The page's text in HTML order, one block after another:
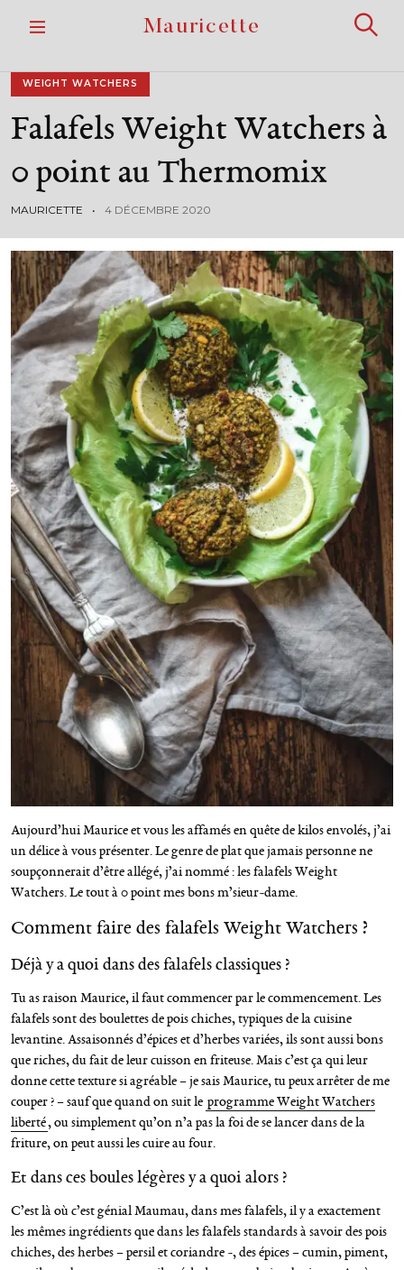
Mauricette
WEIGHT WATCHERS
FalafelsWeightWatchersà
0pointauThermomix
MAURICETTE 4 DÉCEMBRE 2020
Aujourd’hui Maurice et vous les affamés en quête de kilos envolés, j’ai
un délice à vous présenter. Le genre de plat que jamais personne ne
soupçonnerait d’être allégé, j’ai nommé : les falafels Weight
Watchers. Le tout à 0 point mes bons m’sieur-dame.
Comment faire des falafels Weight Watchers ?
Déjà y a quoi dans des falafels classiques ?
Tu as raison Maurice, il faut commencer par le commencement. Les
falafels sont des boulettes de pois chiches, typiques de la cuisine
levantine. Assaisonnés d’épices et d’herbes variées, ils sont aussi bons
que riches, du fait de leur cuisson en friteuse. Mais c’est ça qui leur
donne cette texture si agréable – je sais Maurice, tu peux arrêter de me
couper ? – sauf que quand on suit le programme Weight Watchers
liberté, ou simplement qu’on n’a pas la foi de se lancer dans de la
friture, on peut aussi les cuire au four.
Et dans ces boules légères y a quoi alors ?
C’est là où c’est génial Maumau, dans mes falafels, il y a exactement
les mêmes ingrédients que dans les falafels standards à savoir des pois
chiches, des herbes – persil et coriandre -, des épices – cumin, piment,